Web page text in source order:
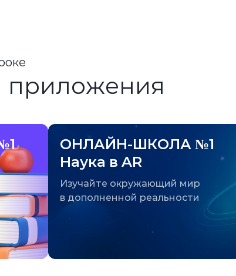
ОНЛАЙН-ШКОЛА №1
Наука в AR
Изучайте окружающий мир
в дополненной реальности